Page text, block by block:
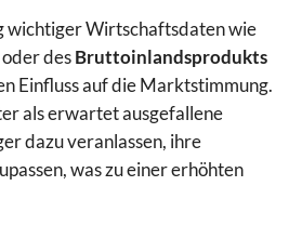
wichtiger Wirtschaftsdaten wie
oder desBruttoinlandsprodukts
Einfluss auf die Marktstimmung.
als erwartet ausgefallene
dazu veranlassen, ihre
was zu einer erhöhten